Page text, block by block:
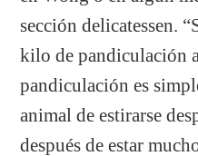
sección delicatessen.
kilo de pandiculación
pandiculación es
animal de estirarse
después de estar